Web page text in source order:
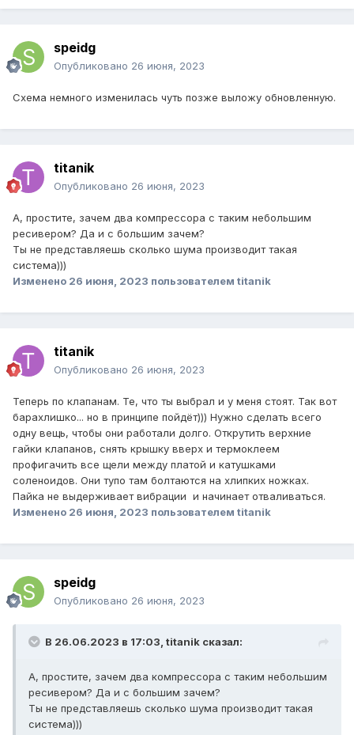
speidg
Опубликовано 26 июня, 2023
Схема немного изменилась чуть позже выложу обновленную.
titanik
Опубликовано 26 июня, 2023
А, простите, зачем два компрессора с таким небольшим
ресивером? Да и с большим зачем?
Ты не представляешь сколько шума производит такая
система)))
Изменено 26 июня, 2023 пользователем titanik
titanik
Опубликовано 26 июня, 2023
Теперь по клапанам. Те, что ты выбрал и у меня стоят. Так вот
барахлишко... но в принципе пойдёт))) Нужно сделать всего
одну вещь, чтобы они работали долго. Открутить верхние
гайки клапанов, снять крышку вверх и термоклеем
профигачить все щели между платой и катушками
соленоидов. Они тупо там болтаются на хлипких ножках.
Пайка не выдерживает вибрации и начинает отваливаться.
Изменено 26 июня, 2023 пользователем titanik
speidg
Опубликовано 26 июня, 2023
В 26.06.2023 в 17:03, titanik сказал:
А, простите, зачем два компрессора с таким небольшим
ресивером? Да и с большим зачем?
Ты не представляешь сколько шума производит такая
система)))